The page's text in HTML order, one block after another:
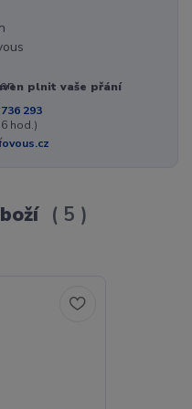
plnit vaše přání
293
hod.)
5